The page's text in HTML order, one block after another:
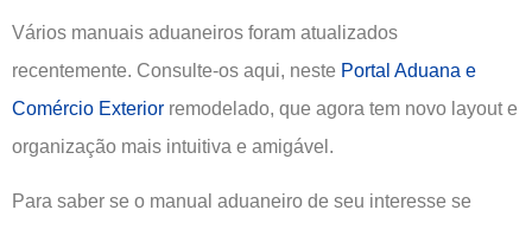
Vários manuais aduaneiros foram atualizados
recentemente. Consulte-os aqui, neste Portal Aduana e
Comércio Exterior remodelado, que agora tem novo layout e
organização mais intuitiva e amigável.
Para saber se o manual aduaneiro de seu interesse se